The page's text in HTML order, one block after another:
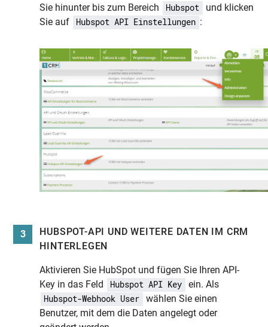
Sie hinunter bis zum Bereich
Hubspot
und klicken
Sie auf
Hubspot API Einstellungen :
3
HUBSPOT-API UND WEITERE DATEN IM CRM
HINTERLEGEN
Aktivieren Sie HubSpot und fügen Sie Ihren API-
Key in das Feld
Hubspot API Key ein. Als
Hubspot-Webhook User
wählen Sie einen
Benutzer, mit dem die Daten angelegt oder